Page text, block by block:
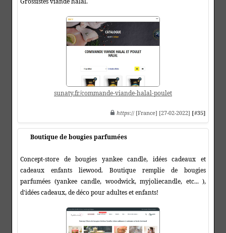
sunaty.fr/commande-viande-halal-poulet
https:// [France] [27-02-2022] [#35]
Boutique de bougies parfumées
Concept-store de bougies yankee candle, idées cadeaux et
cadeaux enfants liewood. Boutique remplie de bougies
parfumées (yankee candle, woodwick, myjoliecandle, etc... ),
d'idées cadeaux, de déco pour adultes et enfants!